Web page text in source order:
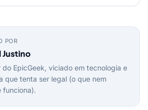
POR
Justino
do EpicGeek, viciado em tecnologia e
que tenta ser legal (o que nem
funciona).